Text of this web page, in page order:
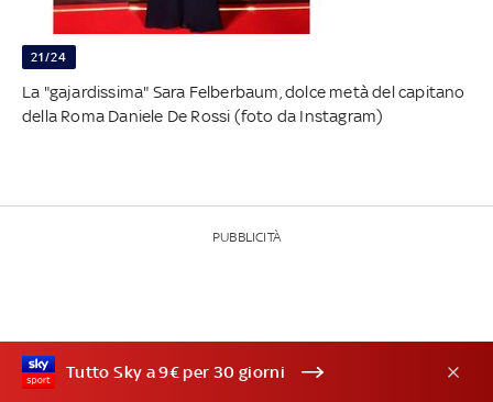
21/24
La "gajardissima" Sara Felberbaum, dolce metà del capitano
della Roma Daniele De Rossi (foto da Instagram)
PUBBLICITÀ
Tutto Sky a 9€ per 30 giorni